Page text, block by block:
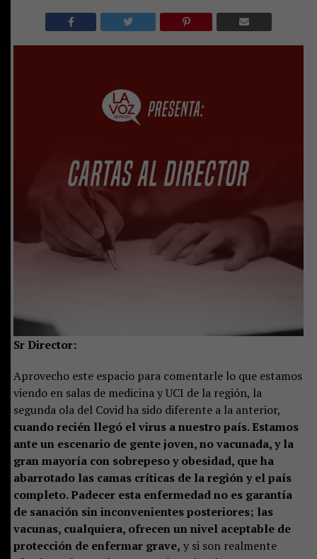
Sr Director:
Aprovecho este espacio para comentarle lo que estamos
viendo en salas de medicina y UCI de la región, la
segunda ola del Covid ha sido diferente a la anterior,
cuando recién llegó el virus a nuestro país. Estamos
ante un escenario de gente joven, no vacunada, y la
gran mayoría con sobrepeso y obesidad, que ha
abarrotado las camas críticas de la región y el país
completo. Padecer esta enfermedad no es garantía
de sanación sin inconvenientes posteriores; las
vacunas, cualquiera, ofrecen un nivel aceptable de
protección de enfermar grave, y si son realmente